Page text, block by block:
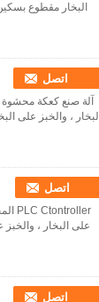
البخار مقطوع بسكين ،
اتصل
البخار ، والخبز على
اتصل
على البخار ،
اتصل